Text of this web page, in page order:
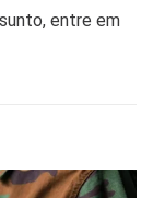
entre em